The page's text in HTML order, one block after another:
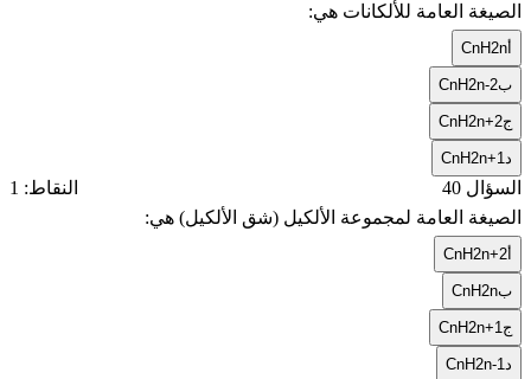
الصيغة العامة للألكانات هي:
CnH2n
بCnH2n-2
جCnH2n+2
CnH2n+1
السؤال 40
النقاط: 1
الصيغة العامة لمجموعة الألكيل (شق الألكيل) هي:
CnH2n+2
بCnH2n
جCnH2n+1
CnH2n-1